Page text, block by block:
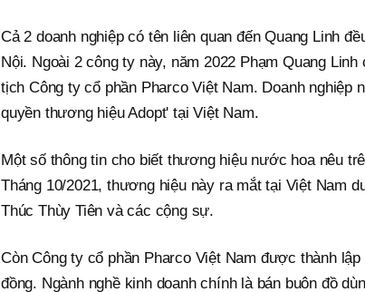
Cả 2 doanh nghiệp có tên liên quan đến Quang Linh
Nội. Ngoài 2 công ty này, năm 2022 Phạm Quang
tịch Công ty cổ phần Pharco Việt Nam. Doanh nghiệp
quyền thương hiệu Adopt' tại Việt Nam.
Một số thông tin cho biết thương hiệu nước hoa nêu
Tháng 10/2021, thương hiệu này ra mắt tại Việt Nam
Thúc Thùy Tiên và các cộng sự.
Còn Công ty cổ phần Pharco Việt Nam được thành
đồng. Ngành nghề kinh doanh chính là bán buôn đồ